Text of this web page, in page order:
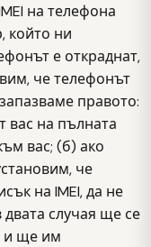
на телефона
който ни
е откраднат,
че телефонът
правото:
вас на пълната
вас; (б) ако
че
на IMEI, да не
случая ще се
и ще им